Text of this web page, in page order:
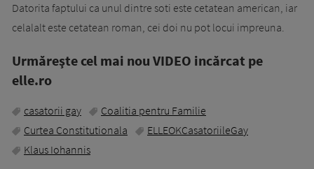
Datorita faptului ca unul dintre soti este cetatean american, iar
celalalt este cetatean roman, cei doi nu pot locui impreuna.
Urmăreşte cel mai nou VIDEO incărcat pe
elle.ro
casatorii gay
Coalitia pentru Familie
Curtea Constitutionala
ELLEOKCasatoriileGay
Klaus Iohannis